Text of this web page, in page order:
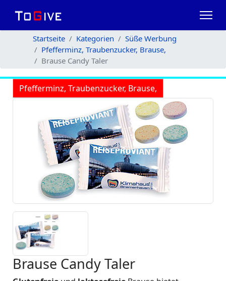
Startseite Kategorien
Süße Werbung
Pfefferminz, Traubenzucker, Brause,
Brause Candy Taler
Pfefferminz, Traubenzucker, Brause,
Brause Candy Taler